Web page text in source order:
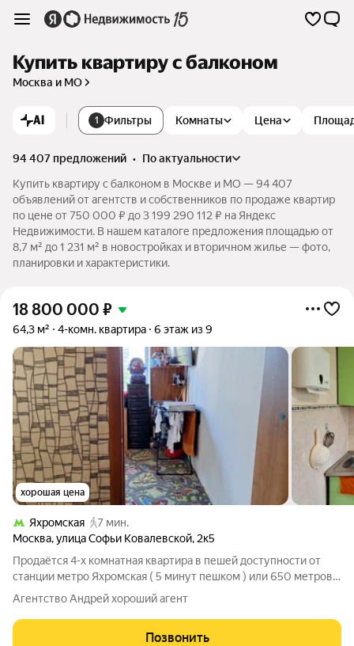
Купить квартиру с балконом
Москва и МО
AI 1 Фильтры Комнаты Цена
94 407 предложений •
по актуальности
Купить квартиру с балконом в Москве и МО — 94 407
объявлений от агентств и собственников по продаже квартир
по цене от 750 000 ₽ до 3 199 290 112 ₽ на Яндекс
Недвижимости. В нашем каталоге предложения площадью от
8,7 м² до 1 231 м² в новостройках и вторичном жилье — фото,
планировки и характеристики.
18 800 000 ₽
64,3 м² 4-комн. квартира 6 этаж из 9
хорошая цена
Яхромская
7 мин.
Москва,улица Софьи Ковалевской, 2к5
Продаётся 4-х комнатная квартира в пешей доступности от
станции метро Яхромская ( 5 минут пешком ) или 650 метров.
Общая площадь квартиры 64,3 метров ( с учетом балкона).
Общая площадь квартиры без балкона 61,80 метров . Общая
площадь квартиры с
Агентство Андрей хороший агент
Позвонить